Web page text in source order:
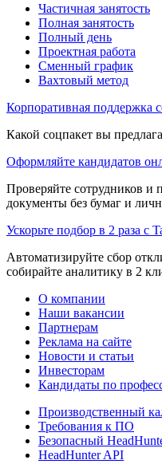
Частичная занятость
Полная занятость
Полный день
Проектная работа
Сменный график
Вахтовый метод
Корпоративная поддержка
Какой соцпакет вы
Оформляйте кандидатов
Проверяйте сотрудников и
документы без бумаг и
Ускорьте подбор в 2 раза с
Автоматизируйте сбор
собирайте аналитику в 2
О компании
Наши вакансии
Партнерам
Реклама на сайте
Новости и статьи
Инвесторам
Кандидаты по
Производственный
Требования к ПО
Безопасный
HeadHunter API